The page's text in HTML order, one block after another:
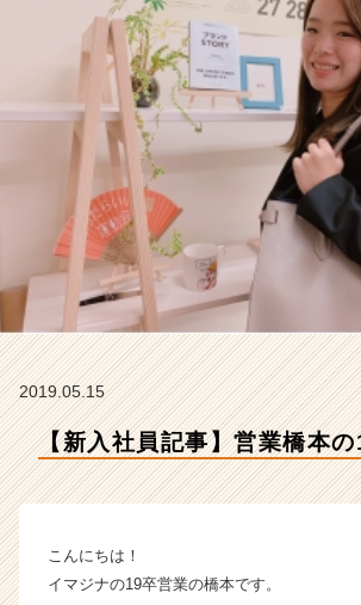
ナ
タ
イ
ム
ラ
ベ
ン
チ
ャ
企
業
ら
ウ
2019.05.15
【新入社員記事】営業橋本の
こんにちは！
イマジナの19卒営業の橋本です。